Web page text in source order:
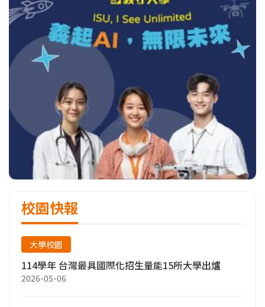
校園快報
大學校園
114學年 台灣最具國際化招生量能15所大學出爐
2026-05-06